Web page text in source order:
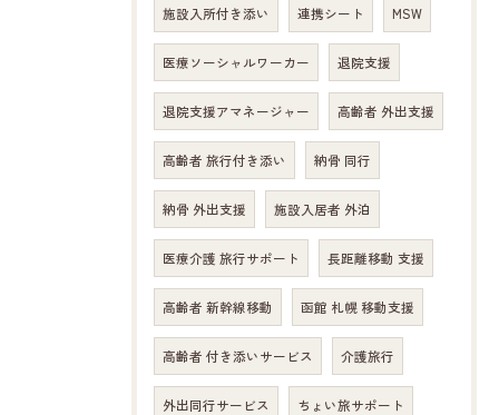
施設入所付き添い 連携シート MSW
医療ソーシャルワーカー 退院支援
退院支援アマネージャー 高齢者 外出支援
高齢者 旅行付き添い 納骨 同行
納骨 外出支援 施設入居者 外泊
医療介護 旅行サポート 長距離移動 支援
高齢者 新幹線移動 函館 札幌 移動支援
高齢者 付き添いサービス 介護旅行
外出同行サービス ちょい旅サポート